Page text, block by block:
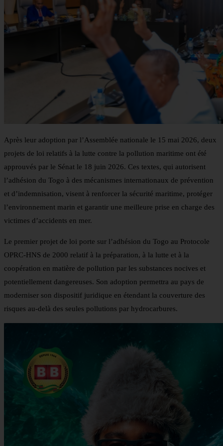
Après leur adoption par l’Assemblée nationale le 15 mai 2026, deux
projets de loi relatifs à la lutte contre la pollution maritime ont été
approuvés par le Sénat le 18 juin 2026. Ces textes, qui autorisent
l’adhésion du Togo à des mécanismes internationaux de prévention
et d’indemnisation, visent à renforcer la sécurité maritime, protéger
l’environnement marin et garantir une meilleure prise en charge des
victimes d’accidents en mer.
Le premier projet de loi porte sur l’adhésion du Togo au Protocole
OPRC-HNS de 2000 relatif à la préparation, à la lutte et à la
coopération en matière de pollution par les substances nocives et
potentiellement dangereuses. Son adoption permettra au pays de
moderniser son dispositif juridique en étendant la couverture des
risques au-delà des seules pollutions par hydrocarbures.